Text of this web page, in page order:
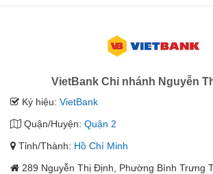
VietBank Chi nhánh Nguyễn
Ký hiệu: VietBank
Quận/Huyện: Quận 2
Tỉnh/Thành: Hồ Chí Minh
289 Nguyễn Thị Định, Phường Bình Trưng